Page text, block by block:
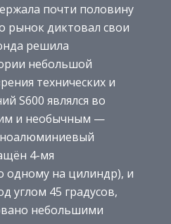
почти половину
диктовал свои
решила
небольшой
технических и
S600 являлся во
и необычным —
4-мя
одному на цилиндр), и
углом 45 градусов,
небольшими